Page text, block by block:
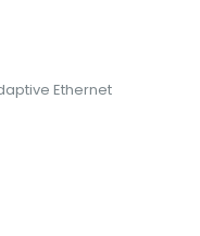
Ethernet